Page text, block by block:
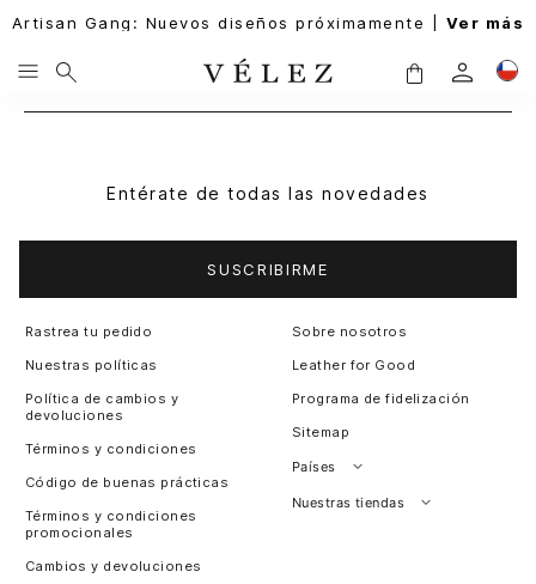
Artisan Gang: Nuevos diseños próximamente | Ver más
Entérate de todas las novedades
SUSCRIBIRME
Rastrea tu pedido
Nuestras políticas
Política de cambios y
devoluciones
Términos y condiciones
Código de buenas prácticas
Términos y condiciones
promocionales
Cambios y devoluciones
Sobre nosotros
Leather for Good
Programa de fidelización
Sitemap
Países
Perú
Nuestras tiendas